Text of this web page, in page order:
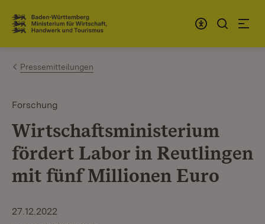
Zum Inhalt springen
Link zur Startseite
Pressemitteilungen
Forschung
Wirtschaftsministerium
fördert Labor in Reutlingen
mit fünf Millionen Euro
27.12.2022